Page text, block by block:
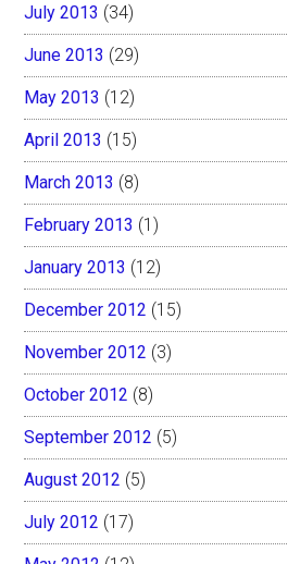
July 2013 (34)
June 2013 (29)
May 2013 (12)
April 2013 (15)
March 2013 (8)
February 2013 (1)
January 2013 (12)
December 2012 (15)
November 2012 (3)
October 2012 (8)
September 2012 (5)
August 2012 (5)
July 2012 (17)